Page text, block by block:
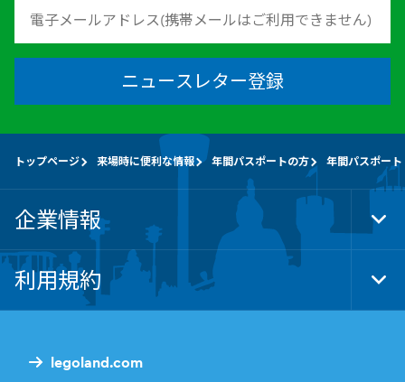
ニュースレター登録
legoland.com
トップページ 来場時に便利な情報 年間パスポートの方 年間パスポー
企業情報
利用規約